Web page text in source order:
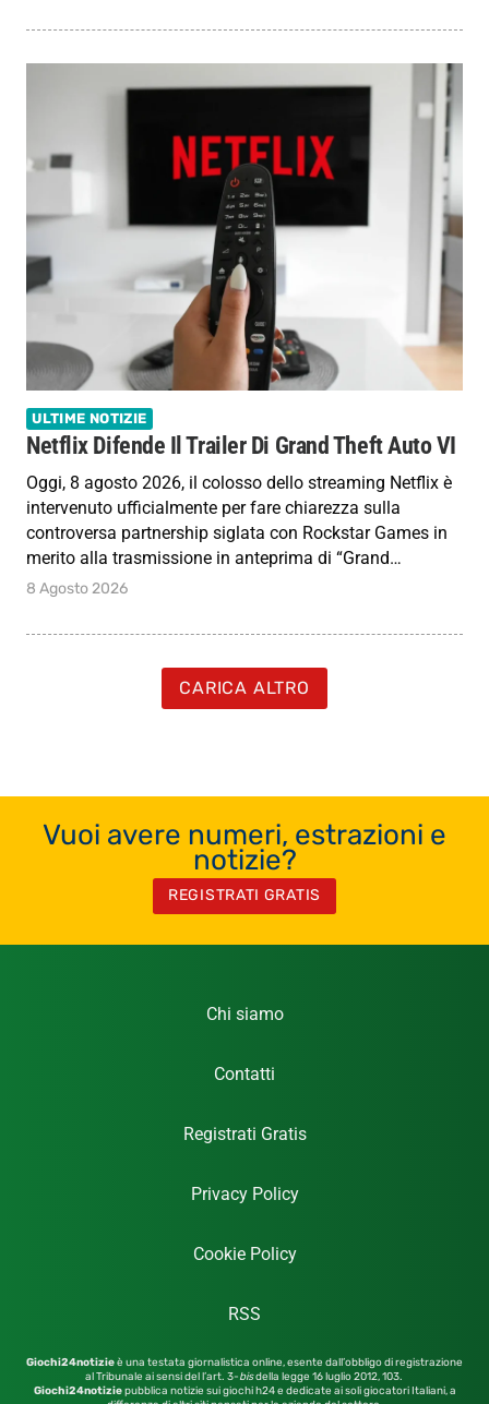
ULTIME NOTIZIE
Netflix Difende Il Trailer Di Grand Theft Auto VI
Oggi, 8 agosto 2026, il colosso dello streaming Netflix è
intervenuto ufficialmente per fare chiarezza sulla
controversa partnership siglata con Rockstar Games in
merito alla trasmissione in anteprima di “Grand…
8 Agosto 2026
CARICA ALTRO
Vuoi avere numeri, estrazioni e
notizie?
REGISTRATI GRATIS
Chi siamo
Contatti
Registrati Gratis
Privacy Policy
Cookie Policy
RSS
Giochi24notizieè una testata giornalistica online, esente dall’obbligo di registrazione
al Tribunale ai sensi del l’art. 3-bisdella legge 16 luglio 2012,103.
Giochi24notiziepubblica notizie sui giochi h24 e dedicate ai soli giocatori Italiani, a